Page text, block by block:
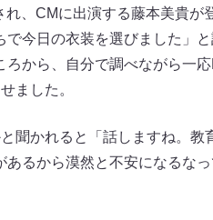
、CMに出演する藤本美貴が
今日の衣装を選びました」
から、自分で調べながら一
ました。
聞かれると「話しますね。
るから漠然と不安になるなっ